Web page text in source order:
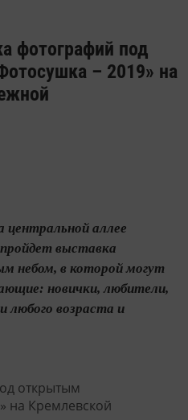
фотографий под
– 2019» на
центральной аллее
выставка
небом, в которой могут
новички, любители,
любого возраста и